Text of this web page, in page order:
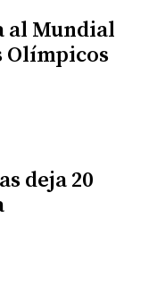
al Mundial
Olímpicos
deja 20